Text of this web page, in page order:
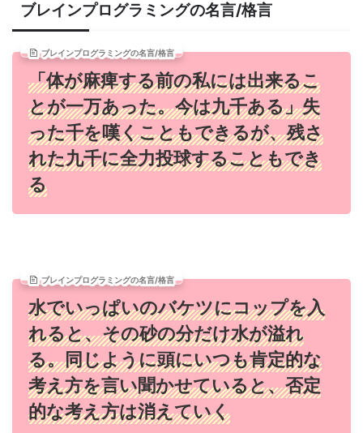
ブレインプログラミングの名言/格言
ブレインプログラミングの名言/格言
「体が麻痺する前の私には出来るこ
とが一万あった。今は九千ある」失
った千を嘆くこともできるが、残さ
れた九千に全力投球することもでき
る
ブレインプログラミングの名言/格言
水でいっぱいのバケツにコップを入
れると、その砂の分だけ水が溢れ
る。同じように頭にいつも肯定的な
考え方を言い聞かせていると、否定
的な考え方は消えていく